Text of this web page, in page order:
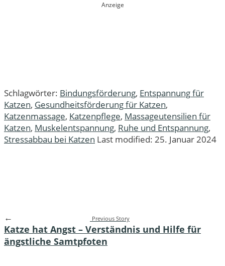
Anzeige
Schlagwörter: Bindungsförderung, Entspannung für
Katzen, Gesundheitsförderung für Katzen,
Katzenmassage, Katzenpflege, Massageutensilien für
Katzen, Muskelentspannung, Ruhe und Entspannung,
Stressabbau bei Katzen Last modified: 25. Januar 2024
← Previous Story
Katze hat Angst – Verständnis und Hilfe für
ängstliche Samtpfoten